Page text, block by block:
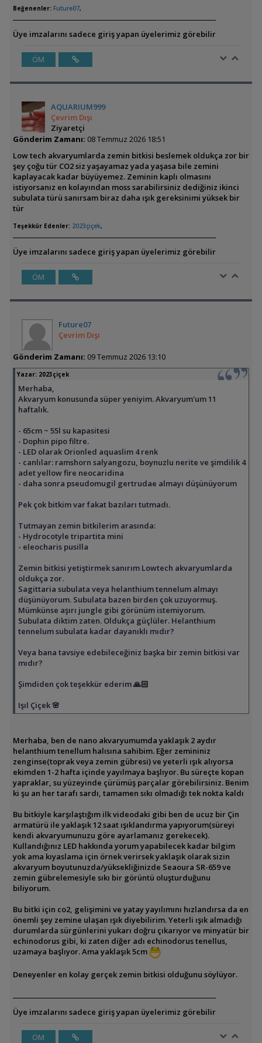
Beğenenler: Future07,
Üye imzalarını sadece giriş yapan üyelerimiz görebilir
ÖM
AQUARIUM999
Çevrim Dışı
Ziyaretçi
Gönderim Zamanı: 08 Temmuz 2026 18:51
Low tech akvaryumlarda zemin bitkisi beslemek oldukça zor bir
şey çoğu tür CO2 siz yaşayamaz yada yaşasa bile zemini
kaplayacak kadar büyüyemez. Zeminin kaplı olmasını
istiyorsanız en kolayından moss sarabilirsiniz dediğiniz ikinci
subulata türü sanırsam biraz daha ışık gereksinimi yüksek bir
tür
Teşekkür Edenler: 2023çiçek,
Üye imzalarını sadece giriş yapan üyelerimiz görebilir
ÖM
Future07
Çevrim Dışı
Gönderim Zamanı: 09 Temmuz 2026 13:10
Yazar: 2023çiçek
Merhaba,
Akvaryum konusunda süper yeniyim. Akvaryum'um 11
haftalık.
- 65cm ~ 55l su kapasitesi
- Dophin pipo filtre.
- LED olarak Orionled aquaslim 4 renk
- canlılar: ramshorn salyangozu, boynuzlu nerite ve şimdilik 4
adet yellow fire neocaridina
- daha sonra pseudomugil gertrudae almayı düşünüyorum
Pek çok bitkim var fakat bazıları tutmadı.
Tutmayan zemin bitkilerim arasında:
- Hydrocotyle tripartita mini
- eleocharis pusilla
Zemin bitkisi yetiştirmek sanırım Lowtech akvaryumlarda
oldukça zor.
Sagittaria subulata veya helanthium tennelum almayı
düşünüyorum. Subulata bazen birden çok uzuyormuş.
Mümkünse aşırı jungle gibi görünüm istemiyorum.
Subulata diktim zaten. Oldukça güçlüler. Helanthium
tennelum subulata kadar dayanıklı mıdır?
Veya bana tavsiye edebileceğiniz başka bir zemin bitkisi var
mıdır?
Şimdiden çok teşekkür ederim 🙏🏻
Işıl Çiçek 🌸
Merhaba, ben de nano akvaryumumda yaklaşık 2 aydır
helanthium tenellum halısına sahibim. Eğer zemininiz
zenginse(toprak veya zemin gübresi) ve yeterli ışık alıyorsa
ekimden 1-2 hafta içinde yayılmaya başlıyor. Bu süreçte kopan
yapraklar, su yüzeyinde çürümüş parçalar görebilirsiniz. Benim
ki şu an her tarafı sardı, tamamen sıkı olmadığı tek nokta kaldı
Bu bitkiyle karşılaştığım ilk videodaki gibi ben de ucuz bir Çin
armatürü ile yaklaşık 12 saat ışıklandırma yapıyorum(süreyi
kendi akvaryumunuzu göre ayarlamanız gerekecek).
Kullandığınız LED hakkında yorum yapabilecek kadar bilgim
yok ama kıyaslama için örnek verirsek yaklaşık olarak sizin
akvaryum boyutunuzda/yüksekliğinizde Seaoura SR-659 ve
zemin gübrelemesiyle sıkı bir görüntü oluşturduğunu
biliyorum.
Bu bitki için co2, gelişimini ve yatay yayılımını hızlandırsa da en
önemli şey zemine ulaşan ışık diyebilirim. Yeterli ışık almadığı
durumlarda sürgünlerini yukarı doğru çıkarıyor ve minyatür bir
echinodorus gibi, ki zaten diğer adı echinodorus tenellus,
uzamaya başlıyor. Ama yaklaşık 5cm
Deneyenler en kolay gerçek zemin bitkisi olduğunu söylüyor.
Üye imzalarını sadece giriş yapan üyelerimiz görebilir
ÖM